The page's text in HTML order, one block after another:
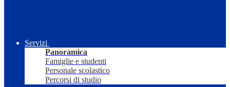
Servizi
Panoramica
Famiglie e studenti
Personale scolastico
Percorsi di studio